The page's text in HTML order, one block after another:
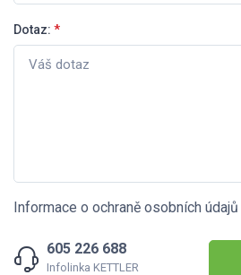
Dotaz: *
Informace o ochraně osobních údajů
605 226 688
Infolinka KETTLER